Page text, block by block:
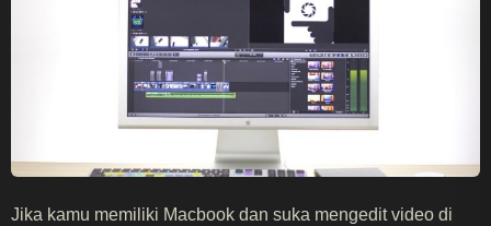
Jika kamu memiliki Macbook dan suka mengedit video di